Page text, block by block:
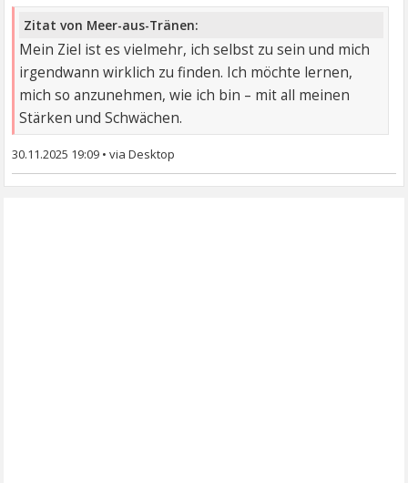
Zitat von Meer-aus-Tränen:
Mein Ziel ist es vielmehr, ich selbst zu sein und mich
irgendwann wirklich zu finden. Ich möchte lernen,
mich so anzunehmen, wie ich bin – mit all meinen
Stärken und Schwächen.
30.11.2025 19:09 •